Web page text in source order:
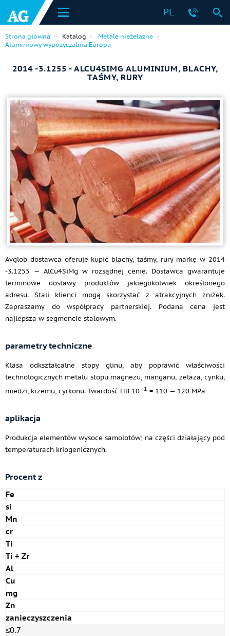
PL
Strona główna Katalog
Metale nieżelazne
Aluminiowy wypożyczalnia Europa
2014 -3.1255 - ALCU4SIMG ALUMINIUM, BLACHY,
TAŚMY, RURY
Avglob dostawca oferuje kupić blachy, taśmy, rury markę w 2014
-3.1255 — AlCu4SiMg w rozsądnej cenie. Dostawca gwarantuje
terminowe dostawy produktów jakiegokolwiek określonego
adresu. Stali klienci mogą skorzystać z atrakcyjnych zniżek.
Zapraszamy do współpracy partnerskiej. Podana cena jest
najlepsza w segmencie stalowym.
parametry techniczne
Klasa odkształcalne stopy glinu, aby poprawić właściwości
technologicznych metalu stopu magnezu, manganu, żelaza, cynku,
miedzi, krzemu, cyrkonu. Twardość HB 10 -1 = 110 — 120 MPa
aplikacja
Produkcja elementów wysoce samolotów; na części działający pod
temperaturach kriogenicznych.
Procent z
Fe
si
Mn
cr
Ti
Ti + Zr
Al
Cu
mg
Zn
zanieczyszczenia
≤0.7